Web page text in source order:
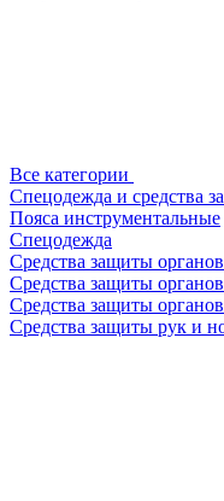
Все категории
Спецодежда и средства
Пояса инструментальные
Спецодежда
Средства защиты
Средства защиты
Средства защиты
Средства защиты рук и